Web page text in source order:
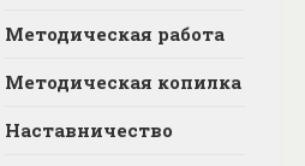
Методическая работа
Методическая копилка
Наставничество